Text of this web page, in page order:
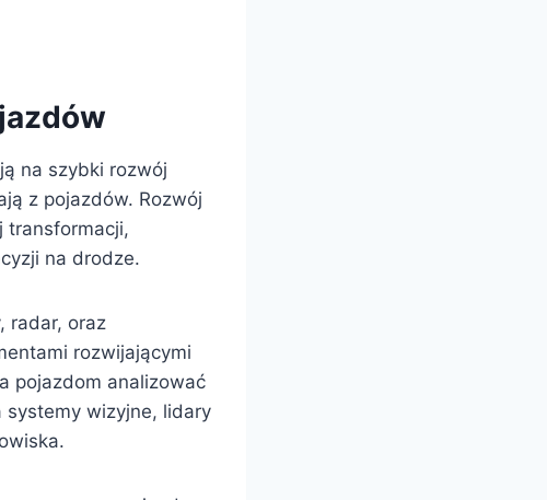
na szybki rozwój
z pojazdów. Rozwój
transformacji,
na drodze.
radar, oraz
rozwijającymi
pojazdom analizować
systemy wizyjne, lidary